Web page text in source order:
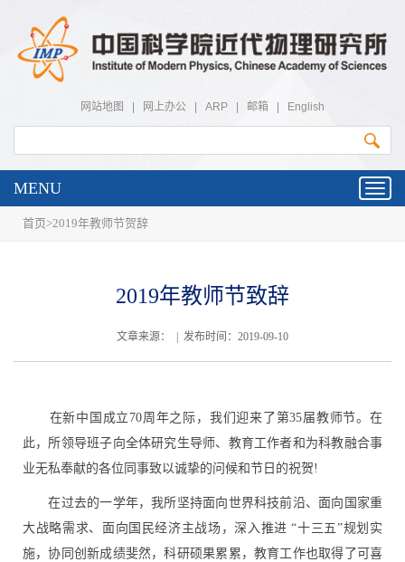
网站地图 网上办公 ARP 邮箱 English
MENU
首页>2019年教师节贺辞
2019年教师节致辞
文章来源： | 发布时间：2019-09-10
在新中国成立70周年之际，我们迎来了第35届教师节。在
此，所领导班子向全体研究生导师、教育工作者和为科教融合事
业无私奉献的各位同事致以诚挚的问候和节日的祝贺!
在过去的一学年，我所坚持面向世界科技前沿、面向国家重
大战略需求、面向国民经济主战场，深入推进 “十三五”规划实
施，协同创新成绩斐然，科研硕果累累，教育工作也取得了可喜